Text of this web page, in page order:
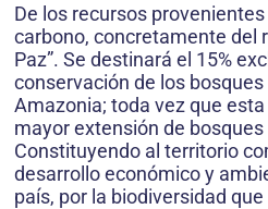
De los recursos
carbono, concretamente del
Paz”. Se destinará el 15%
conservación de los
Amazonia; toda vez que
mayor extensión de
Constituyendo al territorio
desarrollo económico y
país, por la biodiversidad